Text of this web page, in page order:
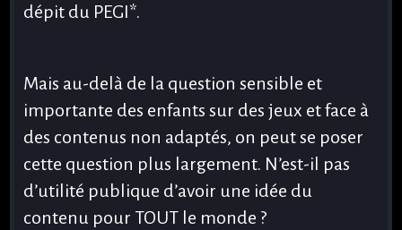
dépit du PEGI*.
Mais au-delà de la question sensible et
importante des enfants sur des jeux et face à
des contenus non adaptés, on peut se poser
cette question plus largement. N’est-il pas
d’utilité publique d’avoir une idée du
contenu pour TOUT le monde ?